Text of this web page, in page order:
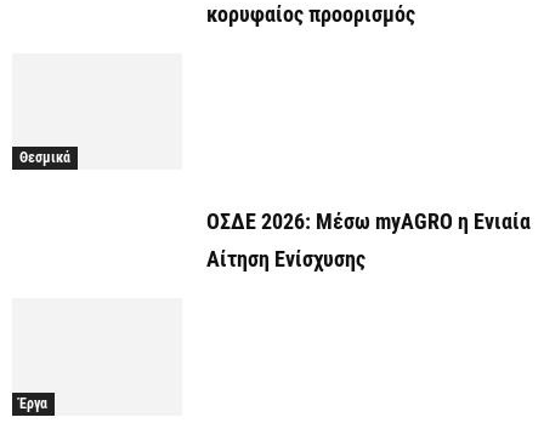
κορυφαίος προορισμός
Θεσμικά
ΟΣΔΕ 2026: Μέσω myAGRO η Ενιαία
Αίτηση Ενίσχυσης
Έργα